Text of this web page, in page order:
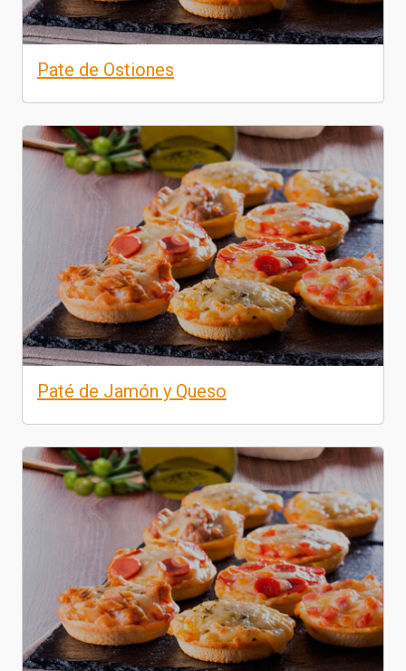
Pate de Ostiones
Paté de Jamón y Queso